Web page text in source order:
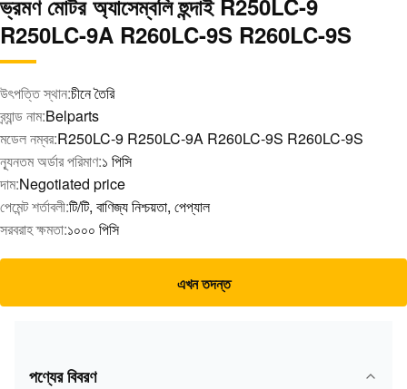
ভ্রমণ মোটর অ্যাসেম্বলি হুন্দাই R250LC-9
R250LC-9A R260LC-9S R260LC-9S
উৎপত্তি স্থান:চীনে তৈরি
ব্র্যান্ড নাম:Belparts
মডেল নম্বর:R250LC-9 R250LC-9A R260LC-9S R260LC-9S
ন্যূনতম অর্ডার পরিমাণ:১ পিসি
দাম:Negotiated price
পেমেন্ট শর্তাবলী:টি/টি, বাণিজ্য নিশ্চয়তা, পেপ্যাল
সরবরাহ ক্ষমতা:১০০০ পিসি
এখন তদন্ত
পণ্যের বিবরণ